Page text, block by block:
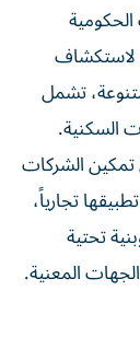
لاستكشاف
تشمل
السكنية.
تمكين الشركات
تجارياً،
تحتية
المعنية.